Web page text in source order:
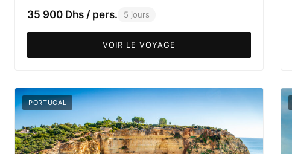
35 900 Dhs / pers. 5 jours
VOIR LE VOYAGE
PORTUGAL